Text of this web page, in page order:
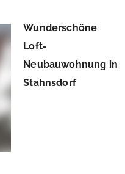
Wunderschöne
Loft-
Neubauwohnung in
Stahnsdorf